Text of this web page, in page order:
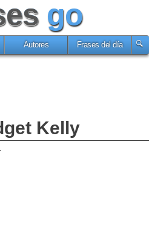
go
Autores Frases del día
Kelly